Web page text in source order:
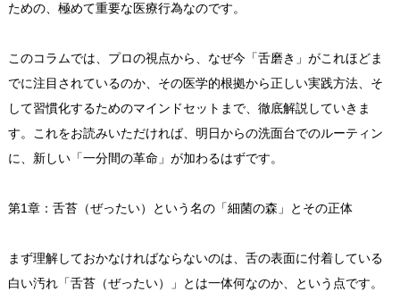
ための、極めて重要な医療行為なのです。
このコラムでは、プロの視点から、なぜ今「舌磨き」がこれほどま
でに注目されているのか、その医学的根拠から正しい実践方法、そ
して習慣化するためのマインドセットまで、徹底解説していきま
す。これをお読みいただければ、明日からの洗面台でのルーティン
に、新しい「一分間の革命」が加わるはずです。
第1章：舌苔（ぜったい）という名の「細菌の森」とその正体
まず理解しておかなければならないのは、舌の表面に付着している
白い汚れ「舌苔（ぜったい）」とは一体何なのか、という点です。